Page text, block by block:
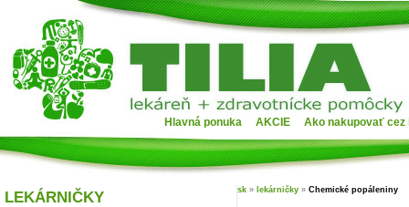
Hlavná ponuka AKCIE Ako nakupovať cez
sk » lekárničky » Chemické popáleniny
LEKÁRNIČKY